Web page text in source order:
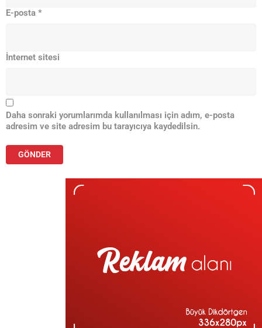
E-posta *
İnternet sitesi
Daha sonraki yorumlarımda kullanılması için adım, e-posta
adresim ve site adresim bu tarayıcıya kaydedilsin.